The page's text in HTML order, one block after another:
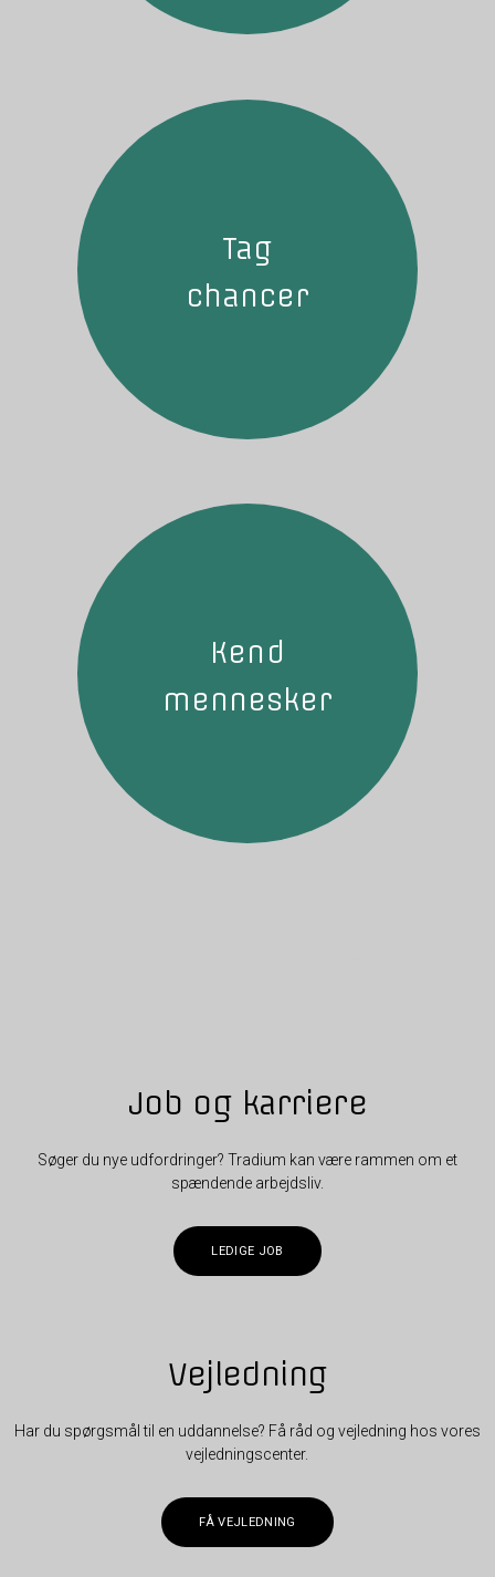
Tag
chancer
Kend
mennesker
Job og karriere
Søger du nye udfordringer? Tradium kan være rammen om et
spændende arbejdsliv.
LEDIGE JOB
Vejledning
Har du spørgsmål til en uddannelse? Få råd og vejledning hos vores
vejledningscenter.
FÅ VEJLEDNING